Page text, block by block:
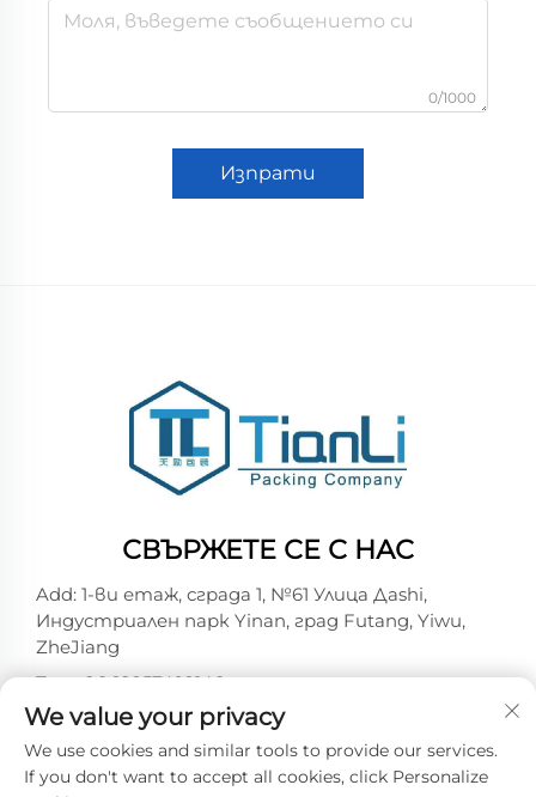
0/1000
Изпрати
СВЪРЖЕТЕ СЕ С НАС
Add: 1-ви етаж, сграда 1, №61 Улица Дashi,
Индустриален парк Yinan, град Futang, Yiwu,
ZheJiang
Тел.:+86-18257492146
Имейл: [email protected]
We value your privacy
We use cookies and similar tools to provide our services.
If you don't want to accept all cookies, click Personalize